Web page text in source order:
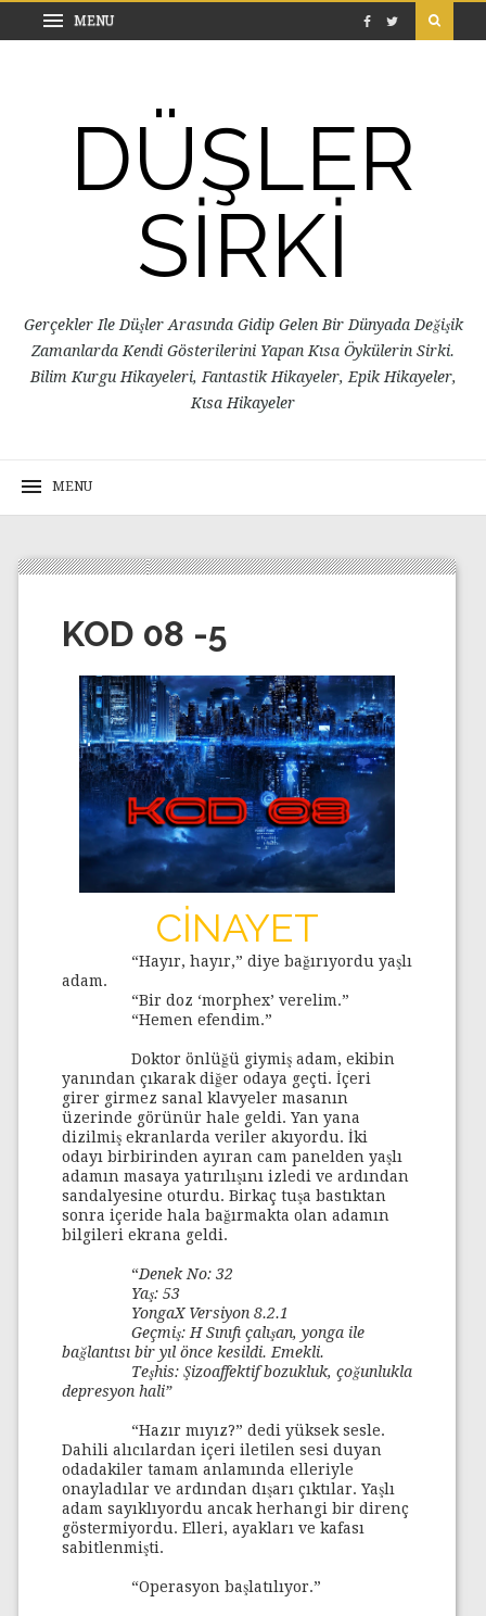
DÜŞLER
SİRKİ
Gerçekler Ile Düşler Arasında Gidip Gelen Bir Dünyada Değişik
Zamanlarda Kendi Gösterilerini Yapan Kısa Öykülerin Sirki.
Bilim Kurgu Hikayeleri, Fantastik Hikayeler, Epik Hikayeler,
Kısa Hikayeler
KOD 08 -5
CİNAYET
“Hayır, hayır,” diye bağırıyordu yaşlı
adam.
“Bir doz ‘morphex’ verelim.”
“Hemen efendim.”
Doktor önlüğü giymiş adam, ekibin
yanından çıkarak diğer odaya geçti. İçeri
girer girmez sanal klavyeler masanın
üzerinde görünür hale geldi. Yan yana
dizilmiş ekranlarda veriler akıyordu. İki
odayı birbirinden ayıran cam panelden yaşlı
adamın masaya yatırılışını izledi ve ardından
sandalyesine oturdu. Birkaç tuşa bastıktan
sonra içeride hala bağırmakta olan adamın
bilgileri ekrana geldi.
“Denek No: 32
Yaş: 53
YongaX Versiyon 8.2.1
Geçmiş: H Sınıfı çalışan, yonga ile
bağlantısı bir yıl önce kesildi. Emekli.
Teşhis: Şizoaffektif bozukluk, çoğunlukla
depresyon hali”
“Hazır mıyız?” dedi yüksek sesle.
Dahili alıcılardan içeri iletilen sesi duyan
odadakiler tamam anlamında elleriyle
onayladılar ve ardından dışarı çıktılar. Yaşlı
adam sayıklıyordu ancak herhangi bir direnç
göstermiyordu. Elleri, ayakları ve kafası
sabitlenmişti.
“Operasyon başlatılıyor.”